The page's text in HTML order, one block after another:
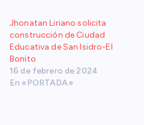
Jhonatan Liriano solicita
construcción de Ciudad
Educativa de San Isidro-El
Bonito
16 de febrero de 2024
En «PORTADA»